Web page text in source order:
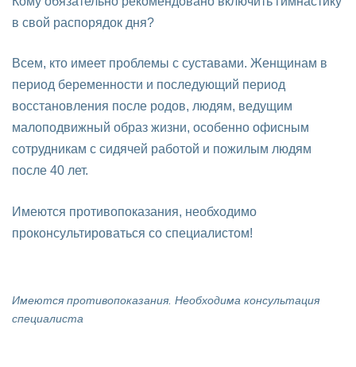
в свой распорядок дня?
Всем, кто имеет проблемы с суставами. Женщинам в
период беременности и последующий период
восстановления после родов, людям, ведущим
малоподвижный образ жизни, особенно офисным
сотрудникам с сидячей работой и пожилым людям
после 40 лет.
Имеются противопоказания, необходимо
проконсультироваться со специалистом!
Имеются противопоказания. Необходима консультация
специалиста